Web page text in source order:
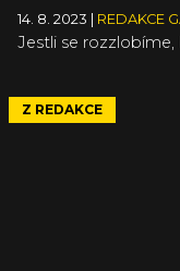
14. 8. 2023 REDAKCE
Jestli se
Z REDAKCE